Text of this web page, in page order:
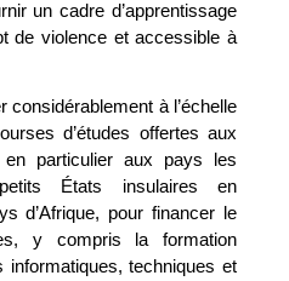
un cadre d’apprentissage
de violence et accessible à
considérablement à l’échelle
d’études offertes aux
en particulier aux pays les
États insulaires en
d’Afrique, pour financer le
y compris la formation
informatiques, techniques et